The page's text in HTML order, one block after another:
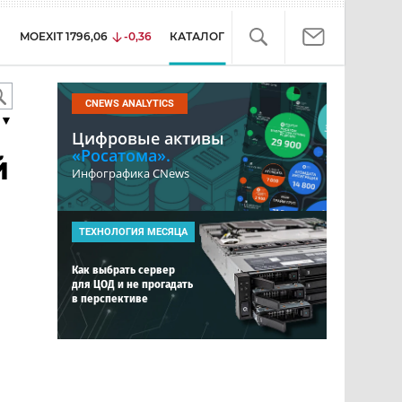
MOEXIT 1796,06 -0,36 КАТАЛОГ
CNEWS ANALYTICS
Цифровые активы
«Росатома».
Инфографика CNews
ТЕХНОЛОГИЯ МЕСЯЦА
Как выбрать сервер
для ЦОД и не прогадать
в перспективе